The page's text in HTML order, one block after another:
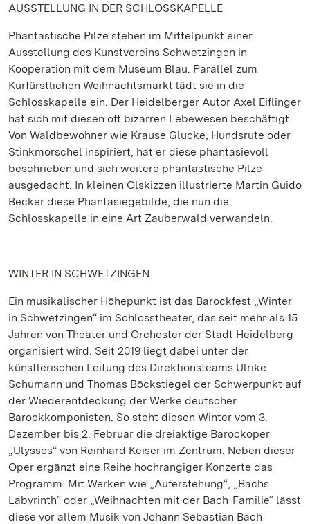
AUSSTELLUNG IN DER SCHLOSSKAPELLE
Phantastische Pilze stehen im Mittelpunkt einer
Ausstellung des Kunstvereins Schwetzingen in
Kooperation mit dem Museum Blau. Parallel zum
Kurfürstlichen Weihnachtsmarkt lädt sie in die
Schlosskapelle ein. Der Heidelberger Autor Axel Eiflinger
hat sich mit diesen oft bizarren Lebewesen beschäftigt.
Von Waldbewohner wie Krause Glucke, Hundsrute oder
Stinkmorschel inspiriert, hat er diese phantasievoll
beschrieben und sich weitere phantastische Pilze
ausgedacht. In kleinen Ölskizzen illustrierte Martin Guido
Becker diese Phantasiegebilde, die nun die
Schlosskapelle in eine Art Zauberwald verwandeln.
WINTER IN SCHWETZINGEN
Ein musikalischer Höhepunkt ist das Barockfest „Winter
in Schwetzingen“ im Schlosstheater, das seit mehr als 15
Jahren von Theater und Orchester der Stadt Heidelberg
organisiert wird. Seit 2019 liegt dabei unter der
künstlerischen Leitung des Direktionsteams Ulrike
Schumann und Thomas Böckstiegel der Schwerpunkt auf
der Wiederentdeckung der Werke deutscher
Barockkomponisten. So steht diesen Winter vom 3.
Dezember bis 2. Februar die dreiaktige Barockoper
„Ulysses“ von Reinhard Keiser im Zentrum. Neben dieser
Oper ergänzt eine Reihe hochrangiger Konzerte das
Programm. Mit Werken wie „Auferstehung“, „Bachs
Labyrinth“ oder „Weihnachten mit der Bach-Familie“ lässt
diese vor allem Musik von Johann Sebastian Bach